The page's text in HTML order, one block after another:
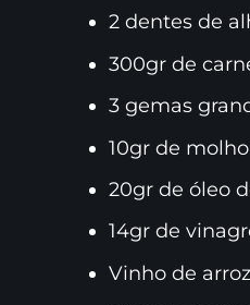
2 dentes de
300gr de
3 gemas
10gr de
20gr de óleo
14gr de
Vinho de